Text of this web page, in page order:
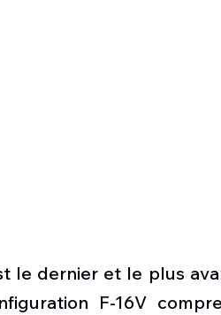
le dernier et le plus
F-16V